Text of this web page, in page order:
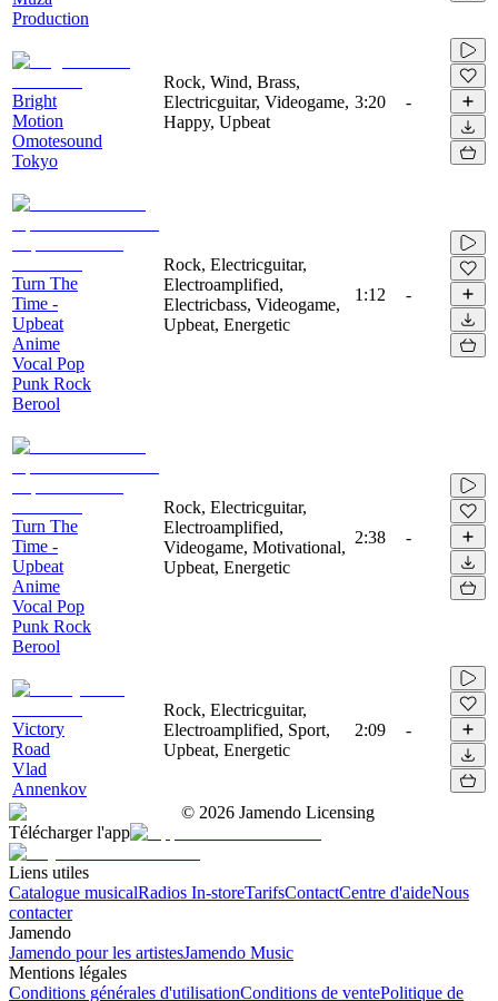
Production
Bright
Motion
Omotesound
Tokyo
Rock, Wind, Brass,
Electricguitar, Videogame,
Happy, Upbeat
3:20 -
Turn The
Time -
Upbeat
Anime
Vocal Pop
Punk Rock
Berool
Rock, Electricguitar,
Electroamplified,
Electricbass, Videogame,
Upbeat, Energetic
1:12 -
Turn The
Time -
Upbeat
Anime
Vocal Pop
Punk Rock
Berool
Rock, Electricguitar,
Electroamplified,
Videogame, Motivational,
Upbeat, Energetic
2:38 -
Victory
Road
Vlad
Annenkov
Rock, Electricguitar,
Electroamplified, Sport,
Upbeat, Energetic
2:09 -
© 2026 Jamendo Licensing
Télécharger l'app
Liens utiles
Catalogue musicalRadios In-storeTarifsContactCentre d'aideNous
contacter
Jamendo
Jamendo pour les artistesJamendo Music
Mentions légales
Conditions générales d'utilisationConditions de ventePolitique de